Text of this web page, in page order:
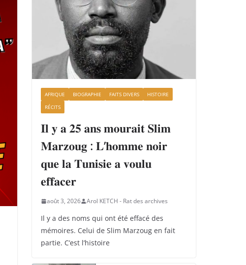
AFRIQUE BIOGRAPHIE FAITS DIVERS
HISTOIRE
RÉCITS
𝐈𝐥 𝐲 𝐚 𝟐𝟓 𝐚𝐧𝐬 𝐦𝐨𝐮𝐫𝐚𝐢𝐭 𝐒𝐥𝐢𝐦
𝐌𝐚𝐫𝐳𝐨𝐮𝐠 : 𝐋’𝐡𝐨𝐦𝐦𝐞 𝐧𝐨𝐢𝐫
𝐪𝐮𝐞 𝐥𝐚 𝐓𝐮𝐧𝐢𝐬𝐢𝐞 𝐚 𝐯𝐨𝐮𝐥𝐮
𝐞𝐟𝐟𝐚𝐜𝐞𝐫
août 3, 2026 Arol KETCH - Rat des archives
Il y a des noms qui ont été effacé des
mémoires. Celui de Slim Marzoug en fait
partie. C’est l’histoire